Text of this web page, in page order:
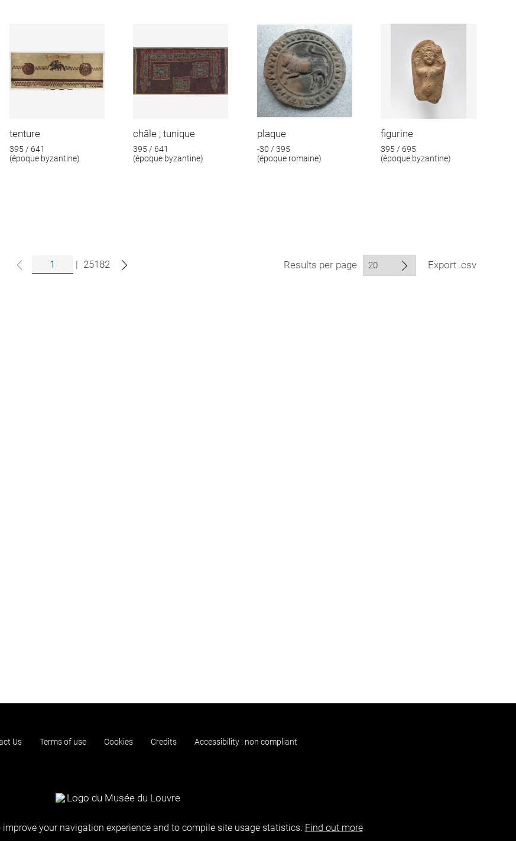
tenture
395 / 641
(époque byzantine)
châle ; tunique
395 / 641
(époque byzantine)
plaque
-30 / 395
(époque romaine)
figurine
395 / 695
(époque byzantine)
| 25182 Results per page Export .csv
Us Terms of use Cookies Credits Accessibility : non compliant
your navigation experience and to compile site usage statistics. Find out more